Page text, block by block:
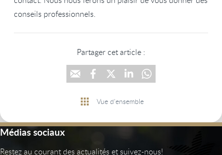
conseils professionnels.
Partager cet article :
Vue d'ensemble
Médias sociaux
Restez au courant des actualités et suivez-nous!